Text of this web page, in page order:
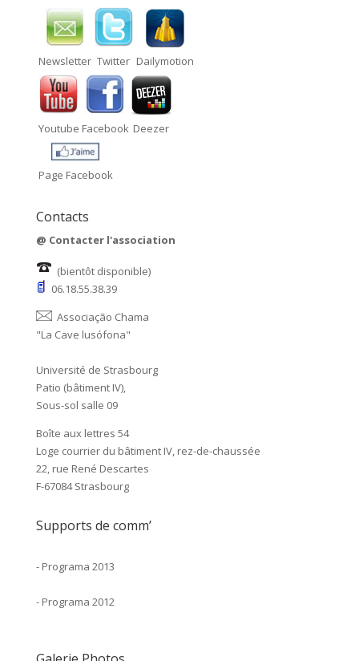
Newsletter Twitter Dailymotion
Youtube Facebook Deezer
Page Facebook
Contacts
@ Contacter l'association
(bientôt disponible)
06.18.55.38.39
Associação Chama
"La Cave lusófona"
Université de Strasbourg
Patio (bâtiment IV),
Sous-sol salle 09
Boîte aux lettres 54
Loge courrier du bâtiment IV, rez-de-chaussée
22, rue René Descartes
F-67084 Strasbourg
Supports de comm’
- Programa 2013
- Programa 2012